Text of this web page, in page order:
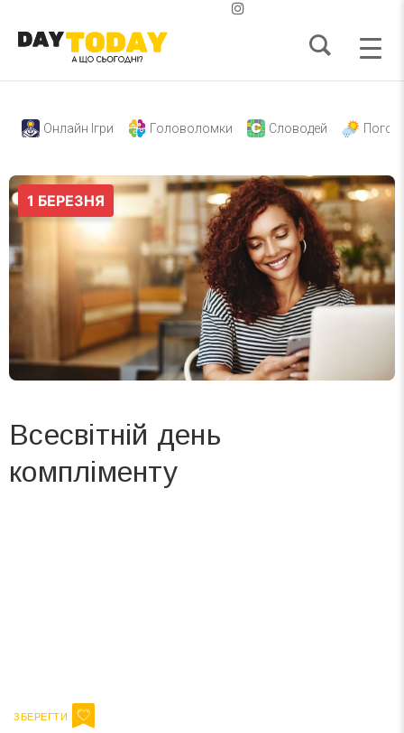
Онлайн Ігри Головоломки Словодей
Всесвітній день
компліменту